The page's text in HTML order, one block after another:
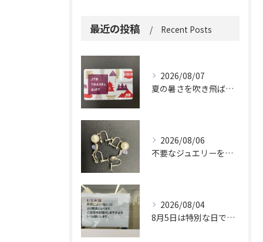
最近の投稿 Recent Posts
2026/08/07
夏の暑さを吹き飛ばしに来てください。
2026/08/06
不要なジュエリーを眠らせていませんか？
2026/08/04
8月5日は特別な日です。